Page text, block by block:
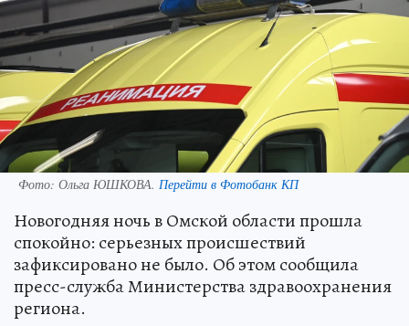
Фото: Ольга ЮШКОВА. Перейти в Фотобанк КП
Новогодняя ночь в Омской области прошла
спокойно: серьезных происшествий
зафиксировано не было. Об этом сообщила
пресс-служба Министерства здравоохранения
региона.